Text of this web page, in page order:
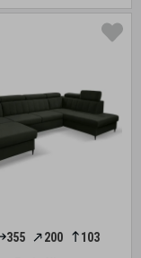
355 200
103